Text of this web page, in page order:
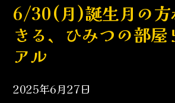
6/30(月)誕生月の方
きる、ひみつの部屋
アル
2025年6月27日